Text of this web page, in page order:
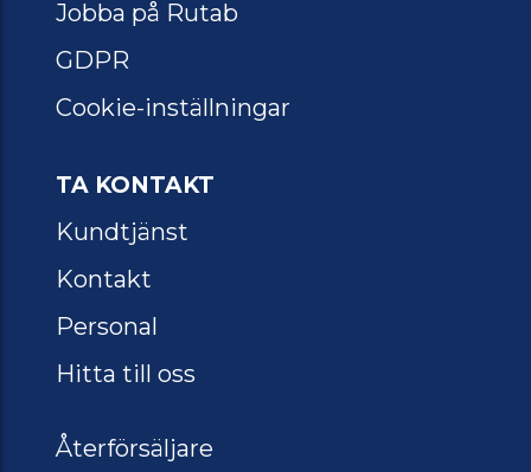
Jobba på Rutab
GDPR
Cookie-inställningar
TA KONTAKT
Kundtjänst
Kontakt
Personal
Hitta till oss
Återförsäljare